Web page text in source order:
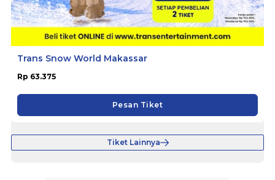
Trans Snow World Makassar
Rp 63.375
Pesan Tiket
Tiket Lainnya